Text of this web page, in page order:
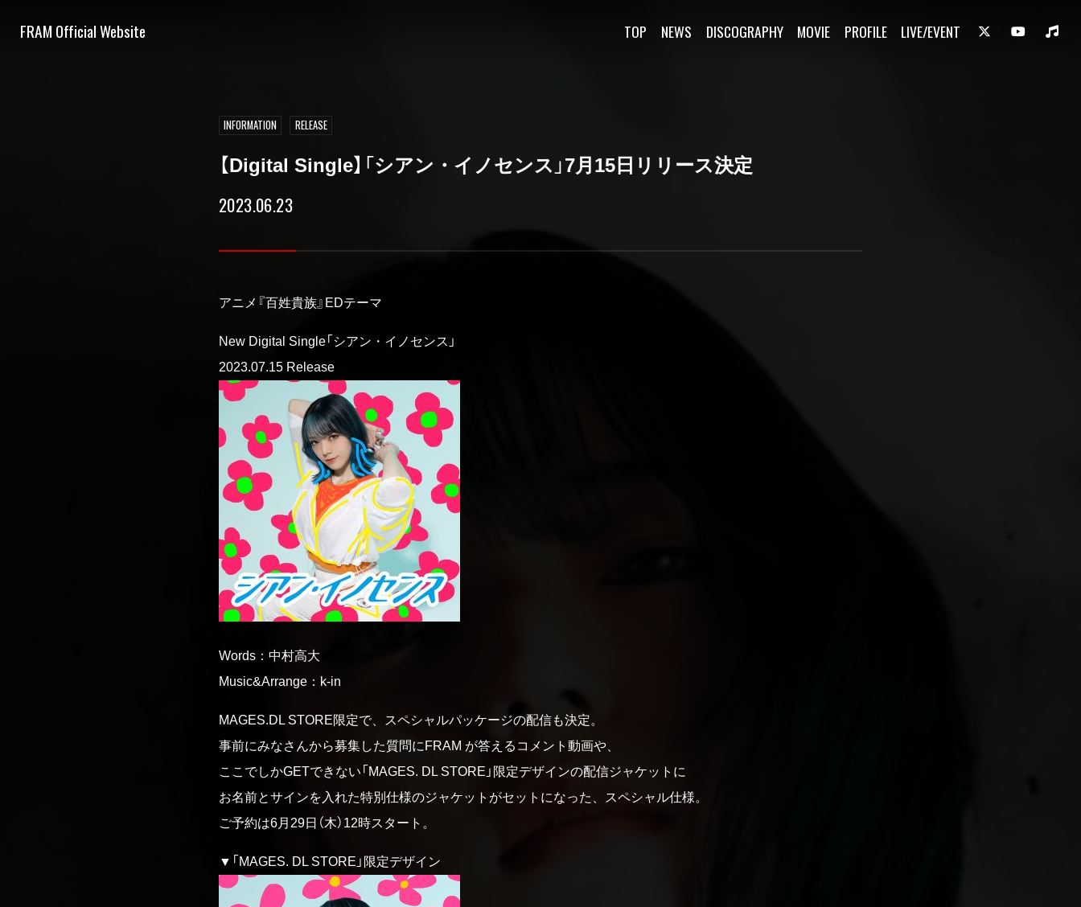
FRAM Official Website TOP NEWS DISCOGRAPHY MOVIE PROFILE LIVE/EVENT
INFORMATION RELEASE
【Digital Single】「シアン・イノセンス」7月15日リリース決定
2023.06.23
アニメ『百姓貴族』EDテーマ
New Digital Single「シアン・イノセンス」
2023.07.15 Release
Words：中村高大
Music&Arrange：k-in
MAGES.DL STORE限定で、スペシャルパッケージの配信も決定。
事前にみなさんから募集した質問にFRAM が答えるコメント動画や、
ここでしかGETできない「MAGES. DL STORE」限定デザインの配信ジャケットに
お名前とサインを入れた特別仕様のジャケットがセットになった、スペシャル仕様。
ご予約は6月29日（木）12時スタート。
▼「MAGES. DL STORE」限定デザイン